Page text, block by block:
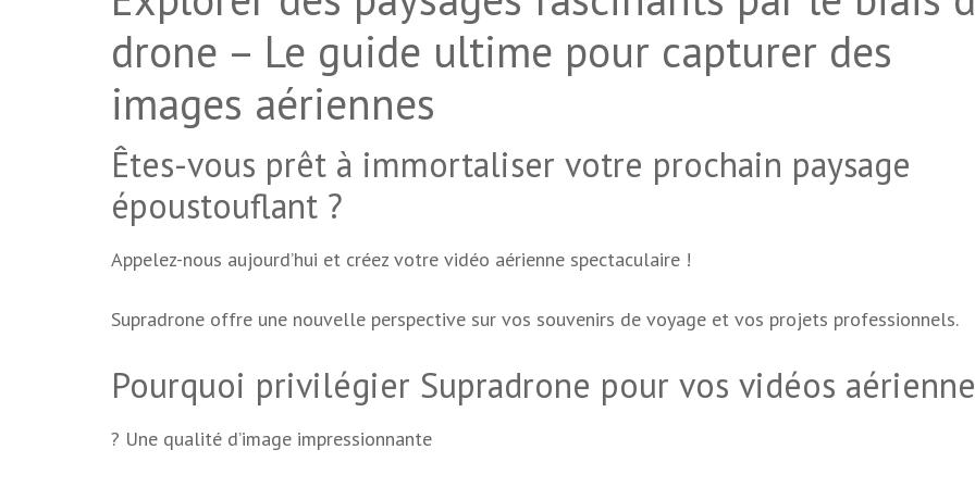
drone – Le guide ultime pour capturer des
images aériennes
Êtes-vous prêt à immortaliser votre prochain paysage
époustouflant ?
Appelez-nous aujourd’hui et créez votre vidéo aérienne spectaculaire !
Supradrone offre une nouvelle perspective sur vos souvenirs de voyage et vos projets professionnels.
Pourquoi privilégier Supradrone pour vos vidéos
? Une qualité d’image impressionnante